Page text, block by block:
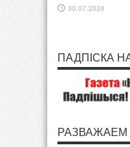
30.07.2026
ПАДПІСКА
РАЗВАЖАЕМ